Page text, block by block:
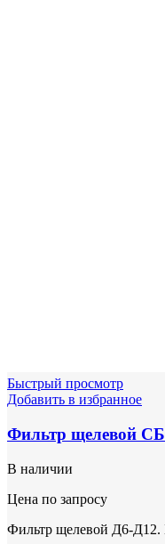
Быстрый просмотр
Добавить в избранное
Фильтр щелевой
В наличии
Цена по запросу
Фильтр щелевой Д6-Д12.